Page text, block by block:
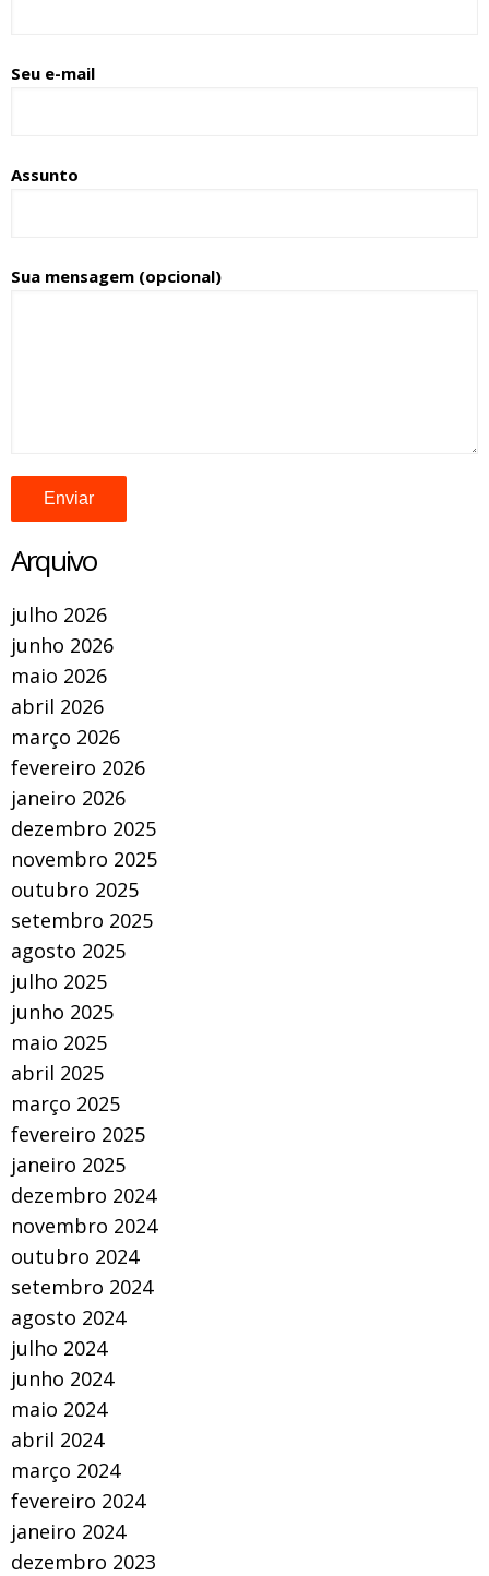
Seu e-mail
Assunto
Sua mensagem (opcional)
Arquivo
julho 2026
junho 2026
maio 2026
abril 2026
março 2026
fevereiro 2026
janeiro 2026
dezembro 2025
novembro 2025
outubro 2025
setembro 2025
agosto 2025
julho 2025
junho 2025
maio 2025
abril 2025
março 2025
fevereiro 2025
janeiro 2025
dezembro 2024
novembro 2024
outubro 2024
setembro 2024
agosto 2024
julho 2024
junho 2024
maio 2024
abril 2024
março 2024
fevereiro 2024
janeiro 2024
dezembro 2023